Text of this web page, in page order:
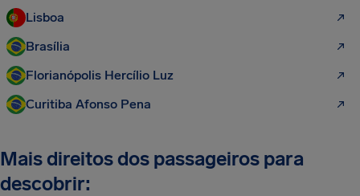
Lisboa
Brasília
Florianópolis Hercílio Luz
Curitiba Afonso Pena
Mais direitos dos passageiros para
descobrir: